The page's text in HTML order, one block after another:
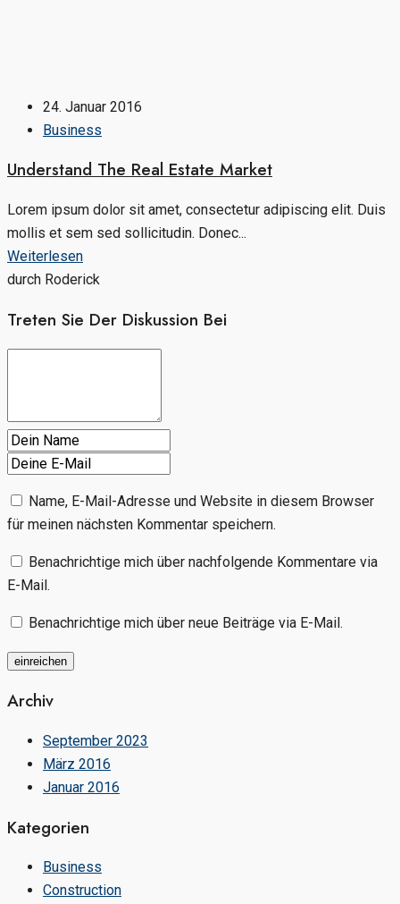
24. Januar 2016
Business
Understand The Real Estate Market
Lorem ipsum dolor sit amet, consectetur adipiscing elit. Duis
mollis et sem sed sollicitudin. Donec...
Weiterlesen
durch Roderick
Treten Sie Der Diskussion Bei
Name, E-Mail-Adresse und Website in diesem Browser
für meinen nächsten Kommentar speichern.
Benachrichtige mich über nachfolgende Kommentare via
E-Mail.
Benachrichtige mich über neue Beiträge via E-Mail.
Archiv
September 2023
März 2016
Januar 2016
Kategorien
Business
Construction